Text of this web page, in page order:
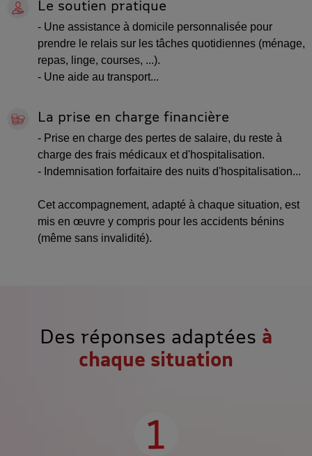
Le soutien pratique
- Une assistance à domicile personnalisée pour
prendre le relais sur les tâches quotidiennes (ménage,
repas, linge, courses, ...).
- Une aide au transport...
La prise en charge financière
- Prise en charge des pertes de salaire, du reste à
charge des frais médicaux et d'hospitalisation.
- Indemnisation forfaitaire des nuits d'hospitalisation...
Cet accompagnement, adapté à chaque situation, est
mis en œuvre y compris pour les accidents bénins
(même sans invalidité).
Des réponses adaptées à
chaque situation